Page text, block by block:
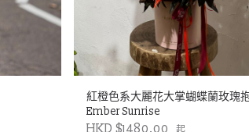
紅橙色系大麗花大掌蝴蝶蘭玫瑰
Ember Sunrise